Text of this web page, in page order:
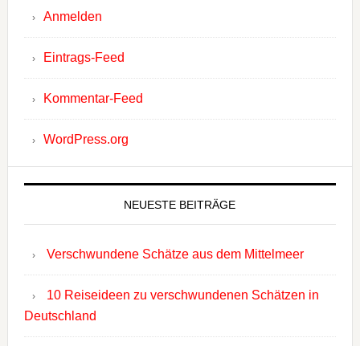
Anmelden
Eintrags-Feed
Kommentar-Feed
WordPress.org
NEUESTE BEITRÄGE
Verschwundene Schätze aus dem Mittelmeer
10 Reiseideen zu verschwundenen Schätzen in
Deutschland